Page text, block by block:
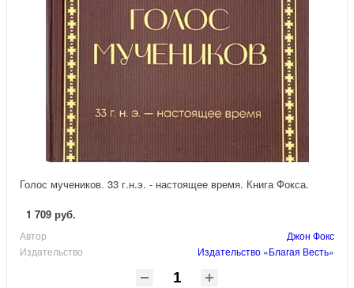
Голос мучеников. 33 г.н.э. - настоящее время. Книга Фокса.
1 709 руб.
Автор
Джон Фокс
Издательство
Издательство «Благая Весть»